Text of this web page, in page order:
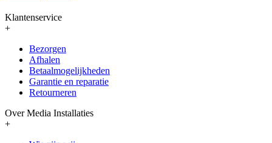
Klantenservice
+
Bezorgen
Afhalen
Betaalmogelijkheden
Garantie en reparatie
Retourneren
Over Media Installaties
+